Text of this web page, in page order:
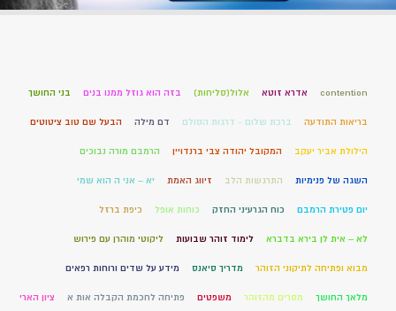
contention אדרא זוטא אלול(סליחות) בזה הוא גוזל ממנו בנים בני החושך
בריאות התודעה ברכת שלום - דרגות הסולם דם מילה הבעל שם טוב ציטוטים
הילולת אביר יעקב המקובל יהודה צבי ברנדויין הרמבם מורה נבוכים
השגה של פנימיות התרגשות הלב זיווג האמת יא – אני ה הוא שמי
יום פטירת הרמבם כוח הגרעיני החזק כוחות אופל כיפת ברזל
לא – אית לן בירא בדברא לימוד זוהר שבועות ליקוטי מוהרן עם פירוש
מבוא ופתיחה לתיקוני הזוהר מדריך סיאנס מידע על שדים ורוחות רפאים
מלאך החושך מסרים מהזוהר משפטים פתיחה לחכמת הקבלה אות א ציון הארי